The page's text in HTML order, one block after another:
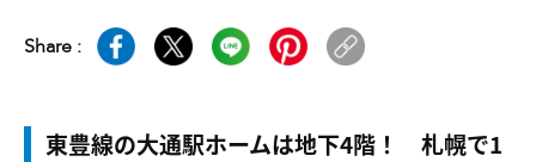
Share :
東豊線の大通駅ホームは地下4階！ 札幌で1